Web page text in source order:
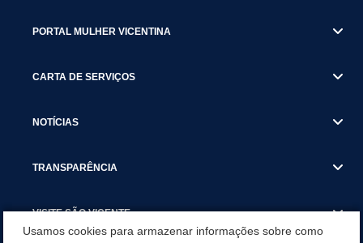
PORTAL MULHER VICENTINA
CARTA DE SERVIÇOS
NOTÍCIAS
TRANSPARÊNCIA
VISITE SÃO VICENTE
Usamos cookies para armazenar informações sobre como